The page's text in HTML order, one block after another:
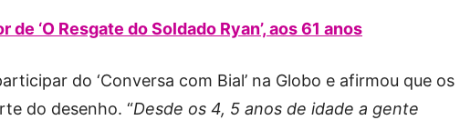
‘O Resgate do Soldado Ryan’, aos 61 anos
do ‘Conversa com Bial’ na Globo e afirmou que os
do desenho. “Desde os 4, 5 anos de idade a gente